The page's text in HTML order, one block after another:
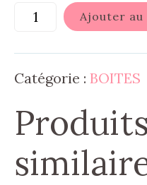
Ajouter au
Catégorie : BOITES
Produits